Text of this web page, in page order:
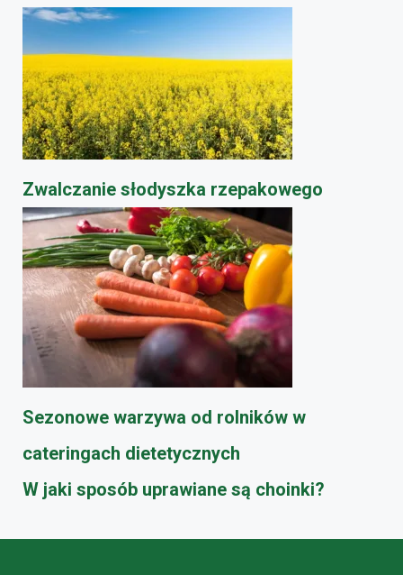
​Zwalczanie słodyszka rzepakowego
Sezonowe warzywa od rolników w
cateringach dietetycznych
W jaki sposób uprawiane są choinki?